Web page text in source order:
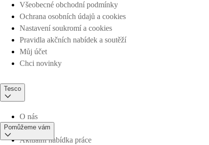
Všeobecné obchodní podmínky
Ochrana osobních údajů a cookies
Nastavení soukromí a cookies
Pravidla akčních nabídek a soutěží
Můj účet
Chci novinky
Tesco
O nás
Aktuální nabídka práce
Pomůžeme vám